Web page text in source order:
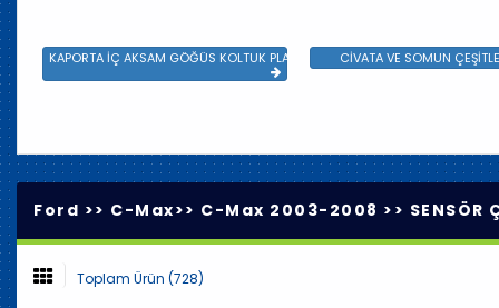
KAPORTA İÇ AKSAM GÖĞÜS KOLTUK PLASTİK VE SAC AKSAM
CİVATA VE SOMUN
Ford >> C-Max>> C-Max 2003-2008 >> SENSÖR
Toplam Ürün (728)